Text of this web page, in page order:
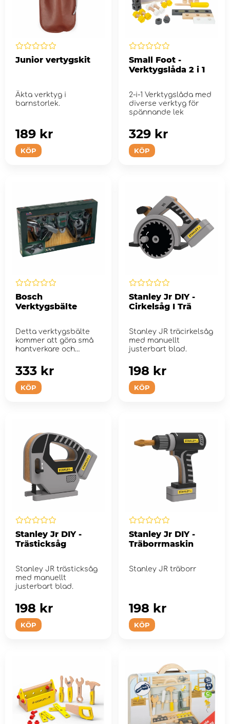
Junior vertygskit
Äkta verktyg i
barnstorlek.
KÖP
189 kr
Small Foot -
Verktygslåda 2 i 1
2-i-1 Verktygslåda med
diverse verktyg för
spännande lek
KÖP
329 kr
Bosch
Verktygsbälte
Detta verktygsbälte
kommer att göra små
hantverkare och
KÖP
333 kr
Stanley Jr DIY -
Cirkelsåg I Trä
Stanley JR träcirkelsåg
med manuellt
justerbart blad.
KÖP
198 kr
Stanley Jr DIY -
Trästicksåg
Stanley JR trästicksåg
med manuellt
justerbart blad.
KÖP
198 kr
Stanley Jr DIY -
Träborrmaskin
Stanley JR träborr
KÖP
198 kr